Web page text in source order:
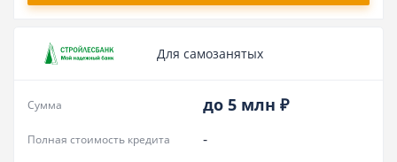
Для самозанятых
до 5 млн ₽
Сумма
-
Полная стоимость кредита